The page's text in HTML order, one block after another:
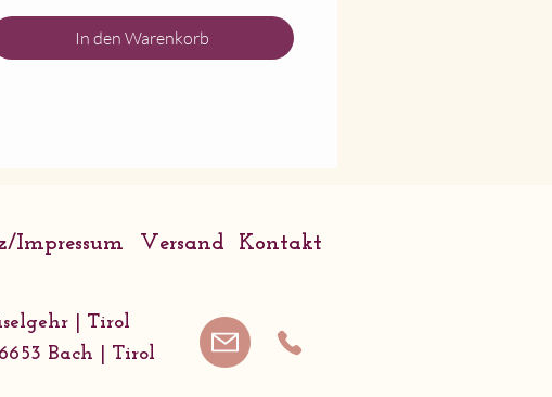
In den Warenkorb
Impressum Versand Kontakt
| Tirol
Bach | Tirol